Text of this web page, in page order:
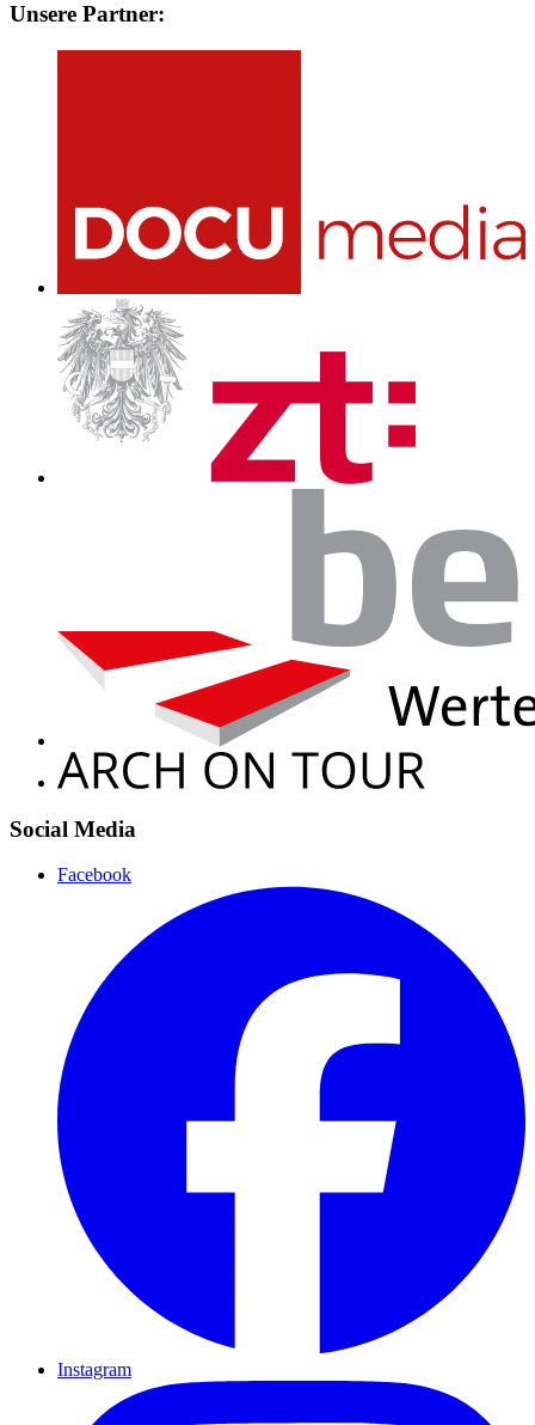
Unsere Partner:
Social Media
Facebook
Instagram